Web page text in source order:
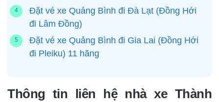
Đặt vé xe Quảng Bình đi Đà Lạt (Đồng Hới
đi Lâm Đồng)
Đặt vé xe Quảng Bình đi Gia Lai (Đồng Hới
đi Pleiku) 11 hãng
Thông tin liên hệ nhà xe Thành